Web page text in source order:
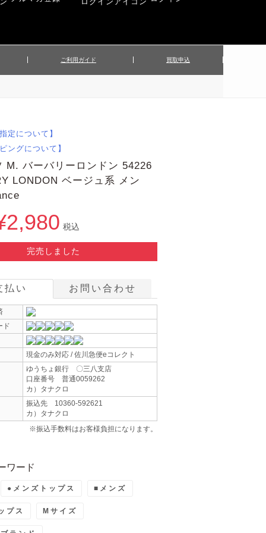
傘／日傘
ご利用ガイド 買取申込
定について】
ングについて】
M. バーバリーロンドン 54226
LONDON ベージュ系 メン
税込
完売しました
払い お問い合わせ
ド
現金のみ対応 / 佐川急便eコレクト
ゆうちょ銀行 〇三八支店
口座番号 普通0059262
カ）タナクロ
振込先 10360-592621
カ）タナクロ
※振込手数料はお客様負担になります。
ワード
●メンズトップス ■メンズ
プス Mサイズ